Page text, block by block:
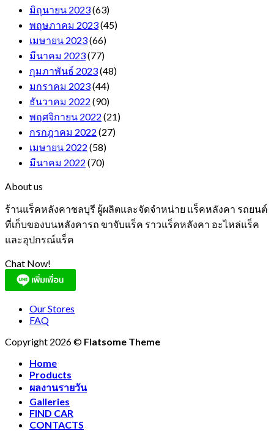
มิถุนายน 2023(63)
พฤษภาคม 2023(45)
เมษายน 2023(66)
มีนาคม 2023(77)
กุมภาพันธ์ 2023(48)
มกราคม 2023(44)
ธันวาคม 2022 (90)
พฤศจิกายน 2022 (21)
กรกฎาคม 2022 (27)
เมษายน 2022 (58)
มีนาคม 2022 (70)
About us
ร้านแร็คหลังคาชลบุรี ผู้ผลิตและจัดจำหน่าย แร็คหลังคา รถยนต์
ที่เก็บของบนหลังคารถ ขาจับแร็ค ราวแร็คหลังคา อะไหล่แร็ค
และอุปกรณ์แร็ค
Chat Now!
Our Stores
FAQ
Copyright 2026 © Flatsome Theme
Home
Products
ผลงานรายวัน
Galleries
FIND CAR
CONTACTS